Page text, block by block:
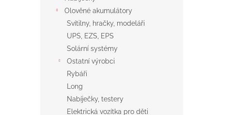
Olověné akumulátory
Svítilny, hračky, modeláři
UPS, EZS, EPS
Solární systémy
Ostatní výrobci
Rybáři
Long
Nabíječky, testery
Elektrická vozítka pro děti